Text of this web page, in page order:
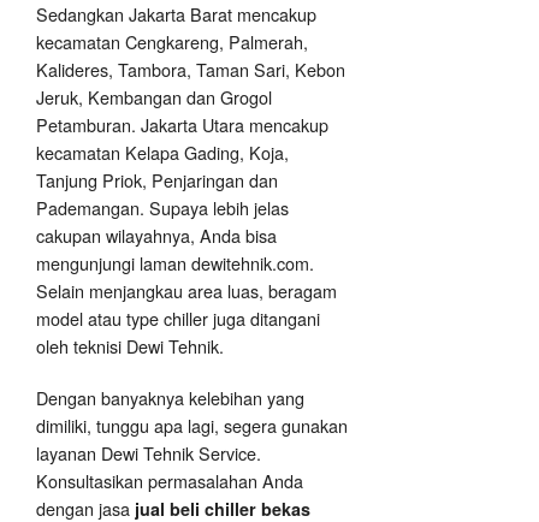
Sedangkan Jakarta Barat mencakup
kecamatan Cengkareng, Palmerah,
Kalideres, Tambora, Taman Sari, Kebon
Jeruk, Kembangan dan Grogol
Petamburan. Jakarta Utara mencakup
kecamatan Kelapa Gading, Koja,
Tanjung Priok, Penjaringan dan
Pademangan. Supaya lebih jelas
cakupan wilayahnya, Anda bisa
mengunjungi laman dewitehnik.com.
Selain menjangkau area luas, beragam
model atau type chiller juga ditangani
oleh teknisi Dewi Tehnik.
Dengan banyaknya kelebihan yang
dimiliki, tunggu apa lagi, segera gunakan
layanan Dewi Tehnik Service.
Konsultasikan permasalahan Anda
dengan jasa jual beli chiller bekas